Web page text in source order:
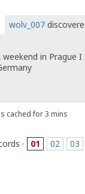
wolv_007
weekend in Prague
cached for 3 mins
· 01 02 03